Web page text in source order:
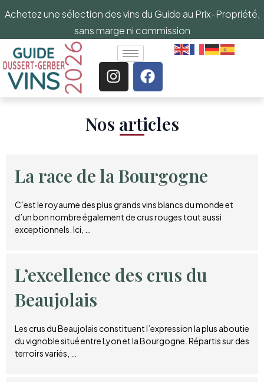
Achetez une sélection des vins du Guide au Prix-Propriété,
sans marge ni commission
Nos articles​
La race de la Bourgogne
C’est le royaume des plus grands vins blancs du monde et
d’un bon nombre également de crus rouges tout aussi
exceptionnels. Ici, …
L’excellence des crus du
Beaujolais
Les crus du Beaujolais constituent l’expression la plus aboutie
du vignoble situé entre Lyon et la Bourgogne. Répartis sur des
terroirs variés, …